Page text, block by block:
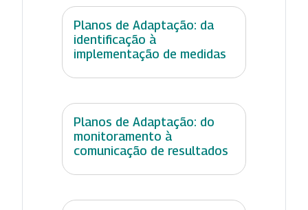
Planos de Adaptação: da
identificação à
implementação de medidas
Planos de Adaptação: do
monitoramento à
comunicação de resultados